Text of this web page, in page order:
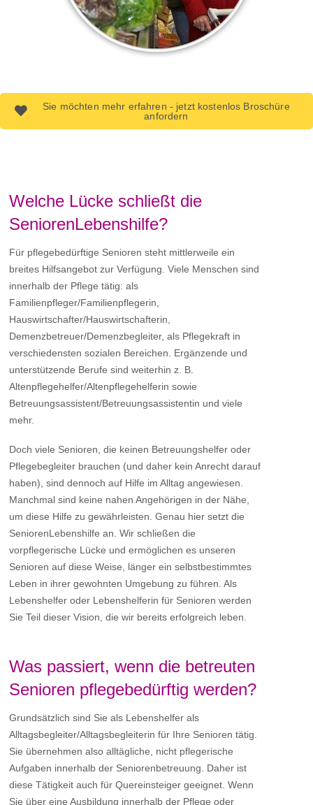
Sie möchten mehr erfahren - jetzt kostenlos Broschüre
anfordern
Welche Lücke schließt die
SeniorenLebenshilfe?
Für pflegebedürftige Senioren steht mittlerweile ein
breites Hilfsangebot zur Verfügung. Viele Menschen sind
innerhalb der Pflege tätig: als
Familienpfleger/Familienpflegerin,
Hauswirtschafter/Hauswirtschafterin,
Demenzbetreuer/Demenzbegleiter, als Pflegekraft in
verschiedensten sozialen Bereichen. Ergänzende und
unterstützende Berufe sind weiterhin z. B.
Altenpflegehelfer/Altenpflegehelferin sowie
Betreuungsassistent/Betreuungsassistentin und viele
mehr.
Doch viele Senioren, die keinen Betreuungshelfer oder
Pflegebegleiter brauchen (und daher kein Anrecht darauf
haben), sind dennoch auf Hilfe im Alltag angewiesen.
Manchmal sind keine nahen Angehörigen in der Nähe,
um diese Hilfe zu gewährleisten. Genau hier setzt die
SeniorenLebenshilfe an. Wir schließen die
vorpflegerische Lücke und ermöglichen es unseren
Senioren auf diese Weise, länger ein selbstbestimmtes
Leben in ihrer gewohnten Umgebung zu führen. Als
Lebenshelfer oder Lebenshelferin für Senioren werden
Sie Teil dieser Vision, die wir bereits erfolgreich leben.
Was passiert, wenn die betreuten
Senioren pflegebedürftig werden?
Grundsätzlich sind Sie als Lebenshelfer als
Alltagsbegleiter/Alltagsbegleiterin für Ihre Senioren tätig.
Sie übernehmen also alltägliche, nicht pflegerische
Aufgaben innerhalb der Seniorenbetreuung. Daher ist
diese Tätigkeit auch für Quereinsteiger geeignet. Wenn
Sie über eine Ausbildung innerhalb der Pflege oder